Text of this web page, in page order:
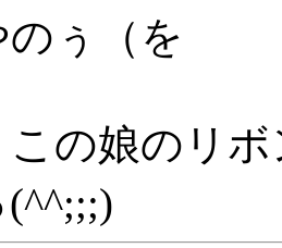
ぅ（を
この娘のリ